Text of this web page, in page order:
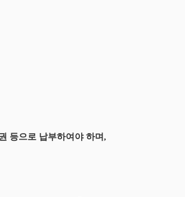
등으로 납부하여야 하며,